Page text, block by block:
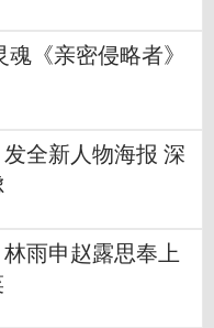
《亲密侵略者》
发全新人物海报 深
林雨申赵露思奉上